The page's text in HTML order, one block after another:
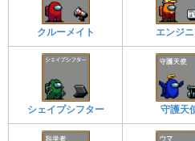
クルーメイト エンジ
シェイプシフター 守護天